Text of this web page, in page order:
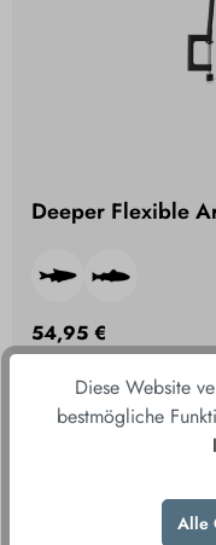
Deeper Flexible
54,95 €
Diese Website
bestmögliche
Alle